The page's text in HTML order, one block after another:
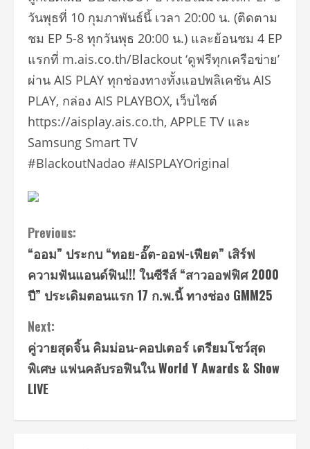
วันพุธที่ 10 กุมภาพันธ์นี้ เวลา 20:00 น. (ติดตาม
ชม EP 5-8 ทุกวันพุธ 20:00 น.) และย้อนชม 4 EP
แรกที่ m.ais.co.th/Blackout ‘ดูฟรีทุกเครือข่าย’
ผ่าน AIS PLAY ทุกช่องทางทั้งแอปพลิเคชัน AIS
PLAY, กล่อง AIS PLAYBOX, เว็บไซต์
https://aisplay.ais.co.th, APPLE TV และ
Samsung Smart TV
#BlackoutNadao #AISPLAYOriginal
Continue
Reading
Previous:
“ออม” ประกบ “ทอย-อั๊ต-ออฟ-เฟียต” เสิร์ฟ
ความฟันแอนด์ฟิน!!! ในซีรีส์ “สาวออฟฟิศ 2000
ปี” ประเดิมตอนแรก 17 ก.พ.นี้ ทางช่อง GMM25
Next:
คู่วายสุดจิ้น คิมม่อน-คอปเตอร์ เตรียมโชว์สุด
พิเศษ แฟนคลับรอฟินใน World Y Awards & Show
LIVE